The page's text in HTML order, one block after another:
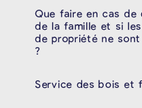
Que faire en cas de
de la famille et si
de propriété ne
?
Service des bois et